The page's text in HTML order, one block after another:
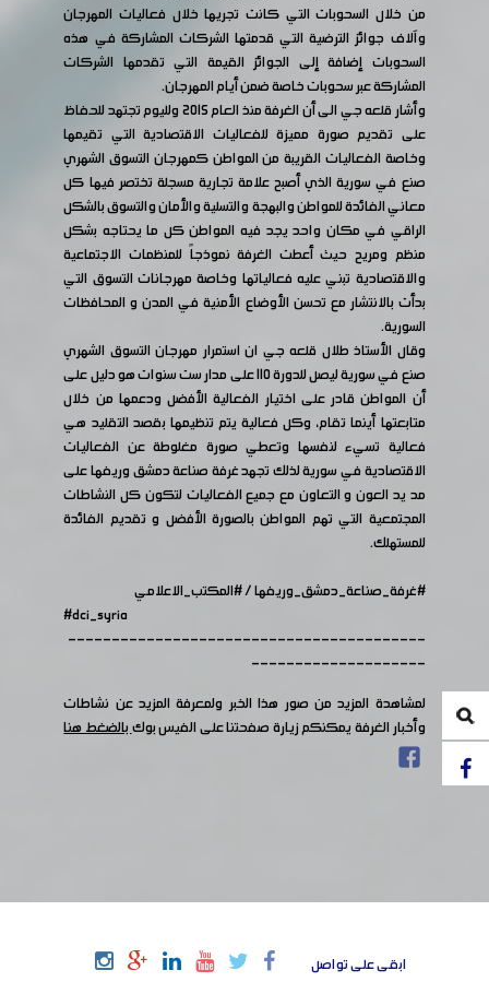
من خلال السحوبات التي كانت تجريها خلال فعاليات المهرجان
وآلاف جوائز الترضية التي قدمتها الشركات المشاركة في هذه
السحوبات إضافة إلى الجوائز القيمة التي تقدمها الشركات
المشاركة عبر سحوبات خاصة ضمن أيام المهرجان.
وأشار قلعه جي الى أن الغرفة منذ العام 2015 ولليوم تجتهد للحفاظ
على تقديم صورة مميزة للفعاليات الاقتصادية التي تقيمها
وخاصة الفعاليات القريبة من المواطن كمهرجان التسوق الشهري
صنع في سورية الذي أصبح علامة تجارية مسجلة تختصر فيها كل
معاني الفائدة للمواطن والبهجة والتسلية والأمان والتسوق بالشكل
الراقي في مكان واحد يجد فيه المواطن كل ما يحتاجه بشكل
منظم ومريح حيث أعطت الغرفة نموذجاً للمنظمات الاجتماعية
والاقتصادية تبني عليه فعالياتها وخاصة مهرجانات التسوق التي
بدأت بالانتشار مع تحسن الأوضاع الأمنية في المدن و المحافظات
السورية.
وقال الأستاذ طلال قلعه جي ان استمرار مهرجان التسوق الشهري
صنع في سورية ليصل للدورة 110 على مدار ست سنوات هو دليل على
أن المواطن قادر على اختيار الفعالية الأفضل ودعمها من خلال
متابعتها أينما تقام، وكل فعالية يتم تنظيمها بقصد التقليد هي
فعالية تسيء لنفسها وتعطي صورة مغلوطة عن الفعاليات
الاقتصادية في سورية لذلك تجهد غرفة صناعة دمشق وريفها على
مد يد العون و التعاون مع جميع الفعاليات لتكون كل النشاطات
المجتمعية التي تهم المواطن بالصورة الأفضل و تقديم الفائدة
للمستهلك.
#غرفة_صناعة_دمشق_وريفها/#المكتب_الاعلامي
#dci_syria
-----------------------------------------
--------------------
لمشاهدة المزيد من صور هذا الخبر ولمعرفة المزيد عن نشاطات
وأخبار الغرفة يمكنكم زيارة صفحتنا على الفيس بوكبالضغط هنا
ابقى على تواصل